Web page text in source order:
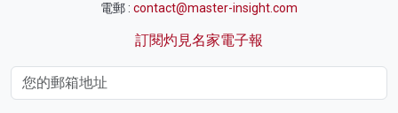
電郵 : contact@master-insight.com
訂閱灼見名家電子報